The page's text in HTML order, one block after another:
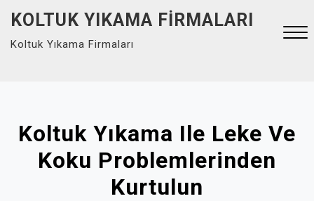
content
KOLTUK YIKAMA FIRMALARI
Koltuk Yıkama Firmaları
Koltuk Yıkama Ile Leke Ve
Koku Problemlerinden
Kurtulun